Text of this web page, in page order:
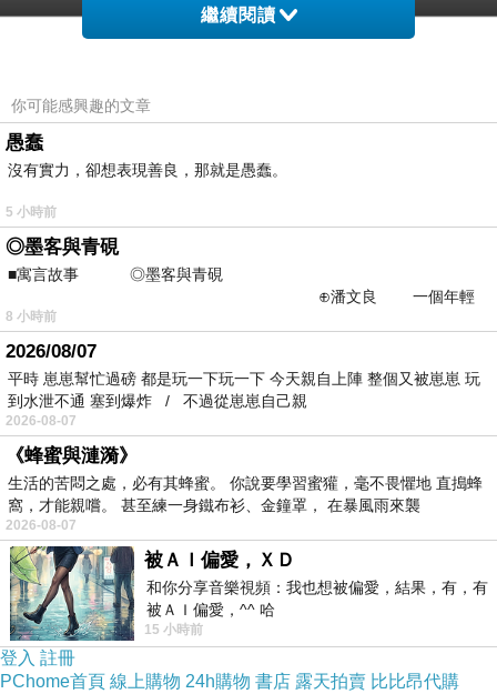
有誰賺錢，不是靠本身的專業或技能、才華嗎
要讓［你的變現能力越來越好］，是要將變現的
東西做加強、做深入，你的財運才有底蘊、才有
穩穩的靠山啊
我很喜歡一直走在學習路上的人，不止對自己負
責也敢於實踐自己的夢想，不用管別人過得如何
好，學習從來都是向內求的
如果八字命盤［無食傷或食傷弱者］，對於［求
財變現的事沒有那麼看重］，會想的很多，但行
動力很難出的來
來自  林子玄說命理 /
2000多部影片隨你看YB
服務項目：八字算命 八字運勢課程 風水問題 六
爻占卜 取名改名
車牌、住家公司門牌磁場問題 脈輪療癒
👉查看我的YOUTOBE影片
https://reurl.cc/37Mna0
繼續閱讀
你可能感興趣的文章
愚蠢
沒有實力，卻想表現善良，那就是愚蠢。
5 小時前
◎墨客與青硯
■寓言故事 ◎墨客與青硯
⊕潘文良 一個年輕
的墨客，在京城的古玩肆裡
8 小時前
2026/08/07
平時 崽崽幫忙過磅 都是玩一下玩一下 今天親自上陣 整個又被崽崽 玩
到水泄不通 塞到爆炸 / 不過從崽崽自己親
2026-08-07
《蜂蜜與漣漪》
生活的苦悶之處，必有其蜂蜜。 你說要學習蜜獾，毫不畏懼地 直搗蜂
窩，才能親嚐。 甚至練一身鐵布衫、金鐘罩， 在暴風雨來襲
2026-08-07
被ＡＩ偏愛，ＸＤ
和你分享音樂視頻：我也想被偏愛，結果，有，有
被ＡＩ偏愛，^^ 哈
15 小時前
登入 註冊
PChome首頁 線上購物 24h購物 書店 露天拍賣 比比昂代購